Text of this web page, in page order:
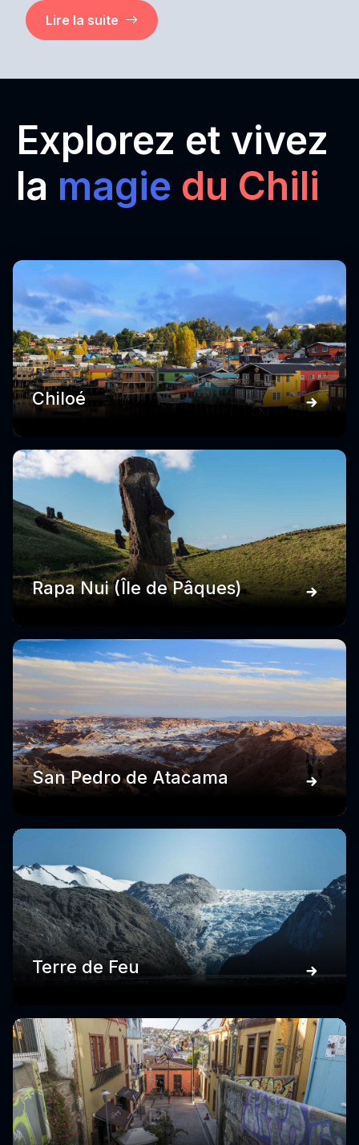
Lire la suite
Explorez et vivez
la magie du Chili
Chiloé
Rapa Nui (Île de Pâques)
San Pedro de Atacama
Terre de Feu